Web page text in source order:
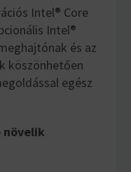
Intel® Core
Intel®
és az
köszönhetően
egész
növelik